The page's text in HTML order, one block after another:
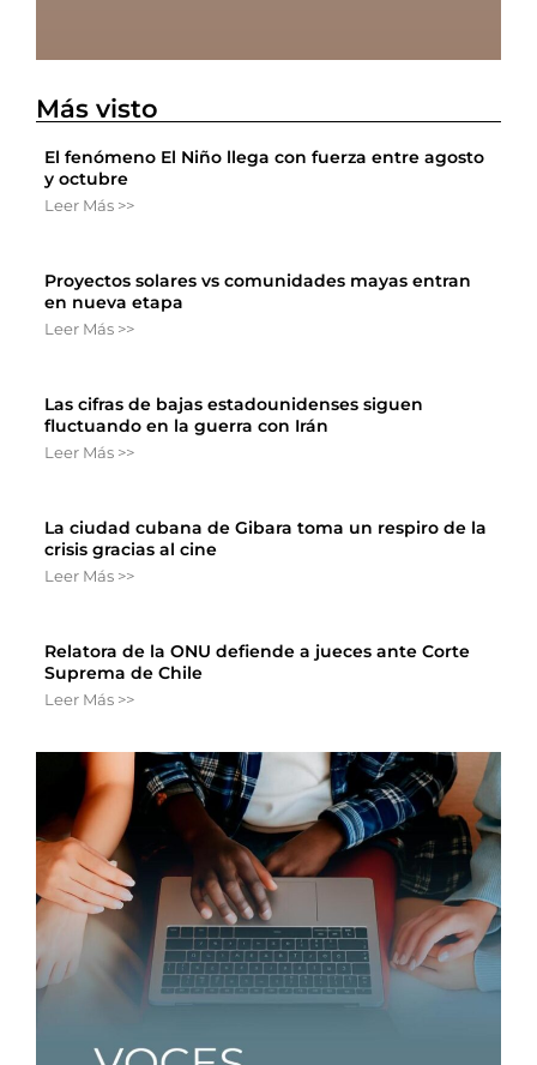
Más visto
El fenómeno El Niño llega con fuerza entre agosto
y octubre
Leer Más >>
Proyectos solares vs comunidades mayas entran
en nueva etapa
Leer Más >>
Las cifras de bajas estadounidenses siguen
fluctuando en la guerra con Irán
Leer Más >>
La ciudad cubana de Gibara toma un respiro de la
crisis gracias al cine
Leer Más >>
Relatora de la ONU defiende a jueces ante Corte
Suprema de Chile
Leer Más >>